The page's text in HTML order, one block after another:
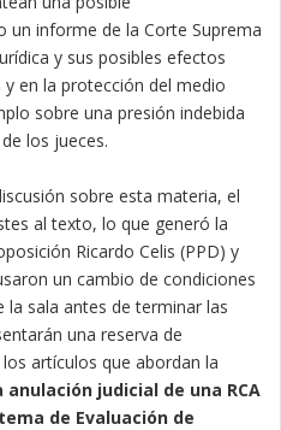
un informe de la Corte Suprema
y sus posibles efectos
en la protección del medio
sobre una presión indebida
los jueces.
sobre esta materia, el
al texto, lo que generó la
Ricardo Celis (PPD) y
un cambio de condiciones
sala antes de terminar las
una reserva de
artículos que abordan la
judicial de una RCA
de Evaluación de